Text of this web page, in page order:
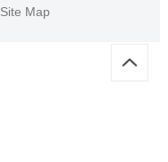
Site Map